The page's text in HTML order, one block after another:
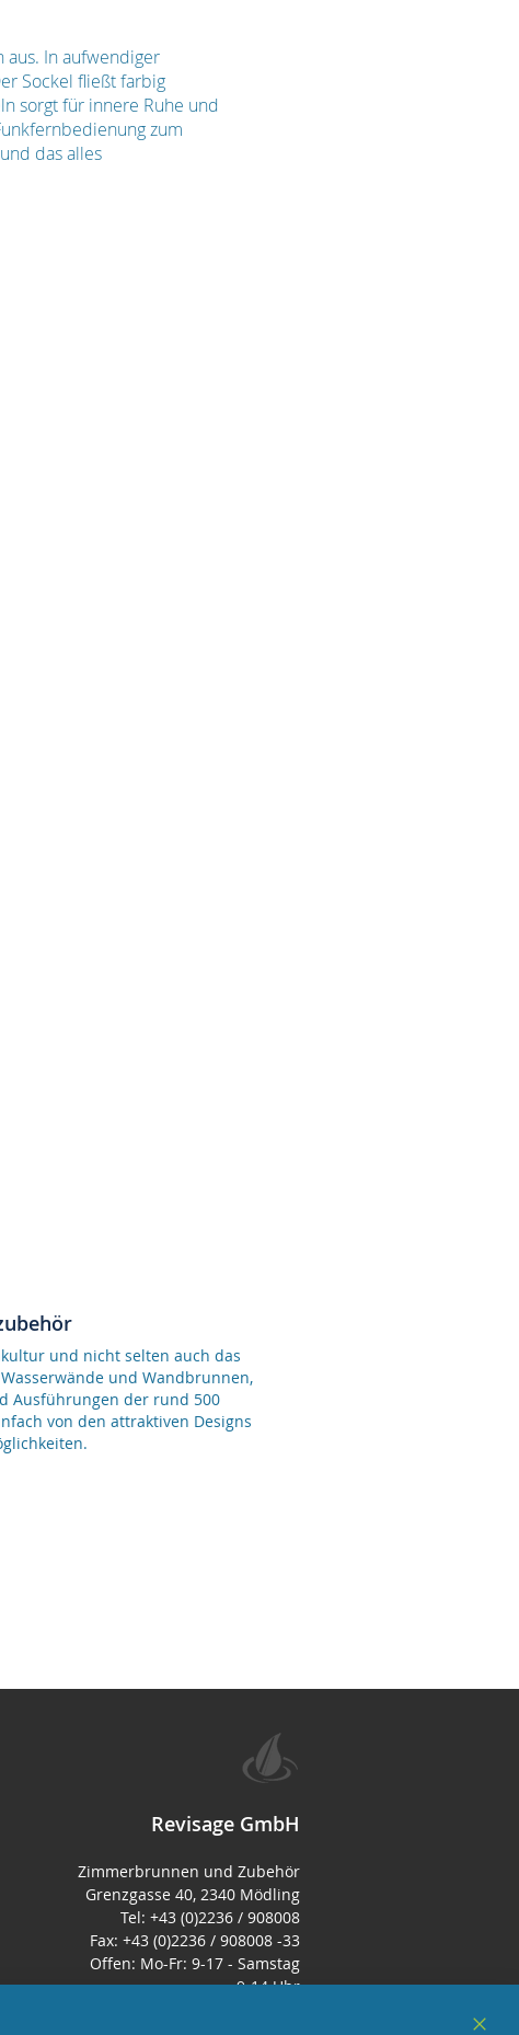
aus. In aufwendiger
Sockel fließt farbig
sorgt für innere Ruhe und
zum
das alles
und nicht selten auch das
und Wandbrunnen,
Ausführungen der rund 500
von den attraktiven Designs
Revisage GmbH
Zimmerbrunnen und Zubehör
Grenzgasse 40, 2340 Mödling
Tel: +43 (0)2236 / 908008
Fax: +43 (0)2236 / 908008 -33
Offen: Mo-Fr: 9-17 - Samstag
9-14 Uhr